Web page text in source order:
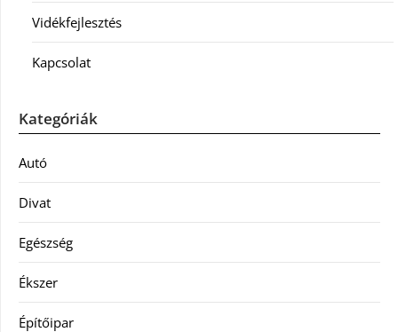
Vidékfejlesztés
Kapcsolat
Kategóriák
Autó
Divat
Egészség
Ékszer
Építőipar